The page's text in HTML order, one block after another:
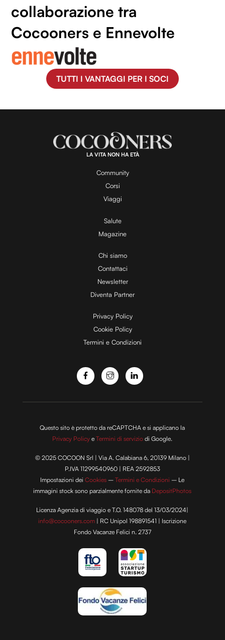
collaborazione tra
Cocooners e Ennevolte
TUTTI I VANTAGGI PER I SOCI
LA VITA NON HA ETÀ
Community
Corsi
Viaggi
Salute
Magazine
Chi siamo
Contattaci
Newsletter
Diventa Partner
Privacy Policy
Cookie Policy
Termini e Condizioni
Questo sito è protetto da reCAPTCHA e si applicano la
Privacy Policy eTermini di servizio di Google.
© 2025 COCOON Srl | Via A. Calabiana 6, 20139 Milano |
P.IVA 11299540960 | REA 2592853
Impostazioni deiCookies –Termini e Condizioni – Le
immagini stock sono parzialmente fornite da DepositPhotos
Licenza Agenzia di viaggio e T.O. 148078 del 13/03/2024|
info@cocooners.com | RC Unipol 198891541 | Iscrizione
Fondo Vacanze Felici n. 2737